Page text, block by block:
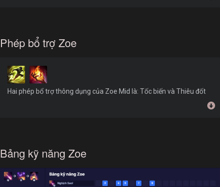
Phép bổ trợ Zoe
Hai phép bổ trợ thông dụng của Zoe Mid là: Tốc biến và Thiêu đốt
Bảng kỹ năng Zoe